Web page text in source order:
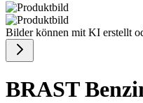
Bilder können mit KI erstellt
BRAST